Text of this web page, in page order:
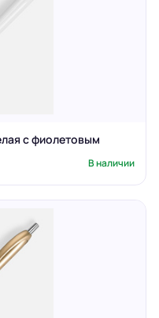
с фиолетовым
В наличии